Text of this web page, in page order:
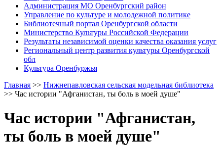
Администрация МО Оренбургский район
Управление по культуре и молодежной политике
Библиотечный портал Оренбургской области
Министерство Культуры Российской Федерации
Результаты независимой оценки качества оказания услуг
Региональный центр развития культуры Оренбургской
обл
Культура Оренбуржья
Главная >> Нижнепавловская сельская модельная библиотека
>> Час истории "Афганистан, ты боль в моей душе"
Час истории "Афганистан,
ты боль в моей душе"